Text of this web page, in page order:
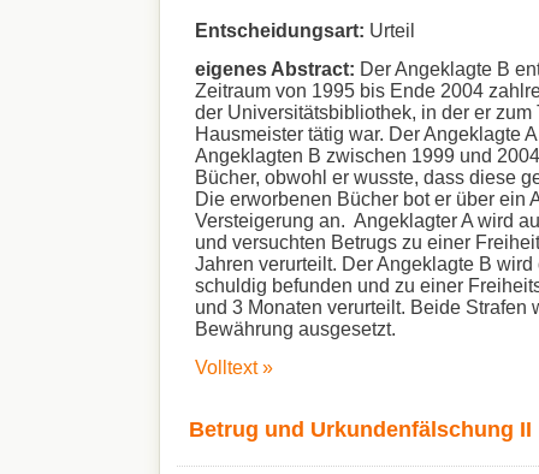
Entscheidungsart: Urteil
eigenes Abstract: Der Angeklagte B
Zeitraum von 1995 bis Ende 2004
der Universitätsbibliothek, in der er zum
Hausmeister tätig war. Der Angeklagte
Angeklagten B zwischen 1999 und
Bücher, obwohl er wusste, dass diese
Die erworbenen Bücher bot er über ein
Versteigerung an. Angeklagter A wird
und versuchten Betrugs zu einer
Jahren verurteilt. Der Angeklagte B
schuldig befunden und zu einer
und 3 Monaten verurteilt. Beide Strafen
Bewährung ausgesetzt.
Volltext »
Betrug und Urkundenfälschung II